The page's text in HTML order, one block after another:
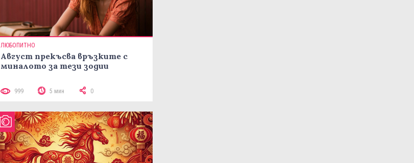
ЛЮБОПИТНО
Август прекъсва връзките с
миналото за тези зодии
999 5 мин 0